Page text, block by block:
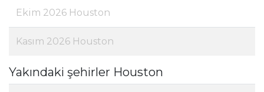
Ekim 2026 Houston
Kasım 2026 Houston
Yakındaki şehirler Houston